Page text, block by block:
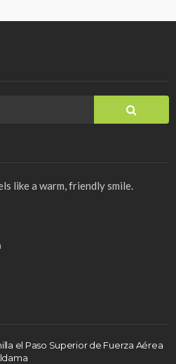
like a warm, friendly smile.
el Paso Superior de Fuerza Aérea